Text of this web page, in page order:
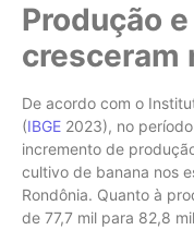
Produção
cresceram
De acordo com o
(IBGE 2023), no
incremento de
cultivo de banana nos
Rondônia. Quanto à
de 77,7 mil para 82,8